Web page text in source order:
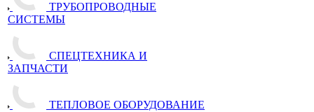
ТРУБОПРОВОДНЫЕ
СИСТЕМЫ
СПЕЦТЕХНИКА И
ЗАПЧАСТИ
ТЕПЛОВОЕ ОБОРУДОВАНИЕ